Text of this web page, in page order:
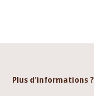
Plus d'informations ?